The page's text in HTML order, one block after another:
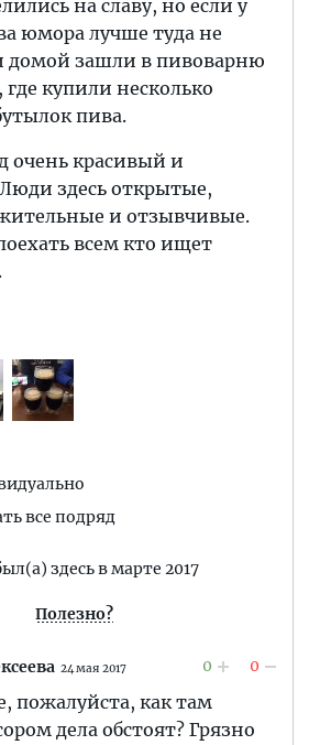
на славу, но если у
юмора лучше туда не
домой зашли в пивоварню
купили несколько
пива.
очень красивый и
здесь открытые,
и отзывчивые.
всем кто ищет
все подряд
здесь в марте 2017
Полезно?
24 мая 2017 0 0
пожалуйста, как там
дела обстоят? Грязно